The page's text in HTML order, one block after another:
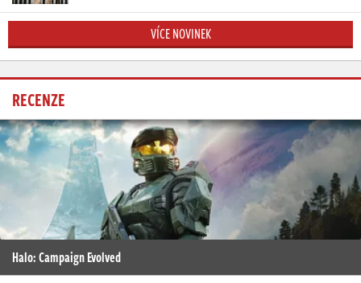
VÍCE NOVINEK
RECENZE
Halo: Campaign Evolved